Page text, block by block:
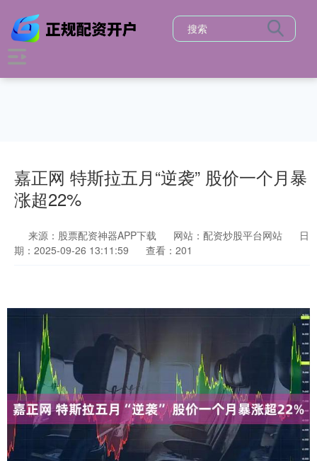
嘉正网 特斯拉五月“逆袭” 股价一个月暴
涨超22%
来源：股票配资神器APP下载 网站：配资炒股平台网站
日
期：2025-09-26 13:11:59
查看：201